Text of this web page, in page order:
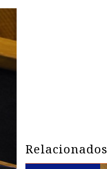
Relacionados